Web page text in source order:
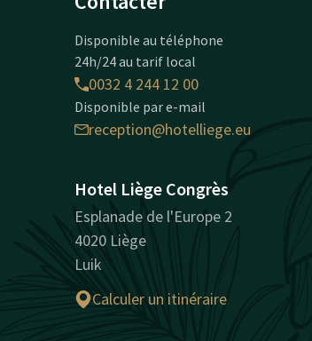
Disponible au téléphone
24h/24 au tarif local
0032 4 244 12 00
Disponible par e-mail
reception@hotelliege.eu
Hotel Liège Congrès
Esplanade de l'Europe 2
4020 Liège
Luik
Calculer un itinéraire